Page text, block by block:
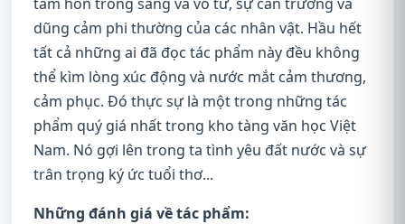
dũng cảm phi thường của các nhân vật. Hầu hết
tất cả những ai đã đọc tác phẩm này đều không
thể kìm lòng xúc động và nước mắt cảm thương,
cảm phục. Đó thực sự là một trong những tác
phẩm quý giá nhất trong kho tàng văn học Việt
Nam. Nó gợi lên trong ta tình yêu đất nước và sự
trân trọng ký ức tuổi thơ...
Những đánh giá về tác phẩm: